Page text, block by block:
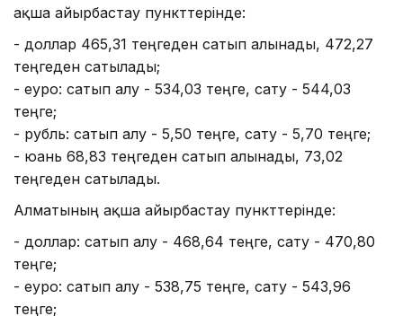
ақша айырбастау пункттерінде:
- доллар 465,31 теңгеден сатып алынады, 472,27
теңгеден сатылады;
- еуро: сатып алу - 534,03 теңге, сату - 544,03
теңге;
- рубль: сатып алу - 5,50 теңге, сату - 5,70 теңге;
- юань 68,83 теңгеден сатып алынады, 73,02
теңгеден сатылады.
Алматының ақша айырбастау пункттерінде:
- доллар: сатып алу - 468,64 теңге, сату - 470,80
теңге;
- еуро: сатып алу - 538,75 теңге, сату - 543,96
теңге;